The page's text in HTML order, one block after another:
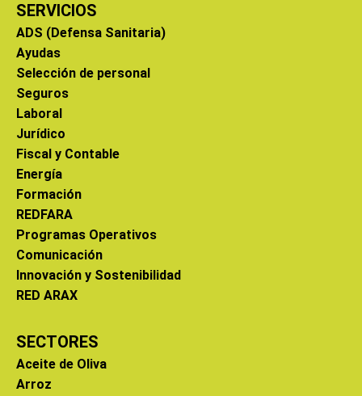
SERVICIOS
ADS (Defensa Sanitaria)
Ayudas
Selección de personal
Seguros
Laboral
Jurídico
Fiscal y Contable
Energía
Formación
REDFARA
Programas Operativos
Comunicación
Innovación y Sostenibilidad
RED ARAX
SECTORES
Aceite de Oliva
Arroz